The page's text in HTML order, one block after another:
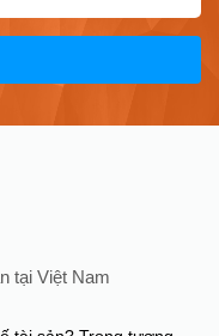
tại Việt Nam